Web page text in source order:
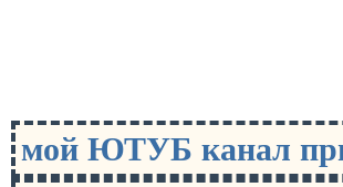
мой ЮТУБ канал